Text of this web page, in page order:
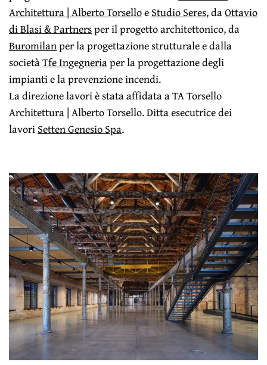
Architettura | Alberto TorselloeStudio Seres, daOttavio
di Blasi & Partnersper il progetto architettonico, da
Buromilanper la progettazione strutturale e dalla
societàTfe Ingegneriaper la progettazione degli
impianti e la prevenzione incendi.
La direzione lavori è stata affidata a TA Torsello
Architettura | Alberto Torsello. Ditta esecutrice dei
lavoriSetten Genesio Spa.